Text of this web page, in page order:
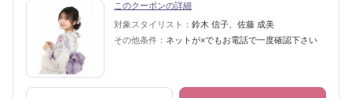
このクーポンの詳細
対象スタイリスト： 鈴木 信子、佐藤 成美
その他条件： ネットが×でもお電話で一度確認下さい